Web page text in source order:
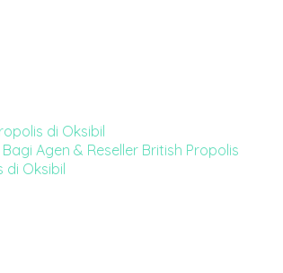
di Oksibil
Agen & Reseller British Propolis
di Oksibil